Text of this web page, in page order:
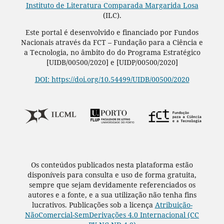
Instituto de Literatura Comparada Margarida Losa
(ILC).
Este portal é desenvolvido e financiado por Fundos
Nacionais através da FCT – Fundação para a Ciência e
a Tecnologia, no âmbito do do Programa Estratégico
[UIDB/00500/2020] e [UIDP/00500/2020]
DOI: https://doi.org/10.54499/UIDB/00500/2020
Os conteúdos publicados nesta plataforma estão
disponíveis para consulta e uso de forma gratuita,
sempre que sejam devidamente referenciados os
autores e a fonte, e a sua utilização não tenha fins
lucrativos. Publicações sob a licença Atribuição-
NãoComercial-SemDerivações 4.0 Internacional (CC